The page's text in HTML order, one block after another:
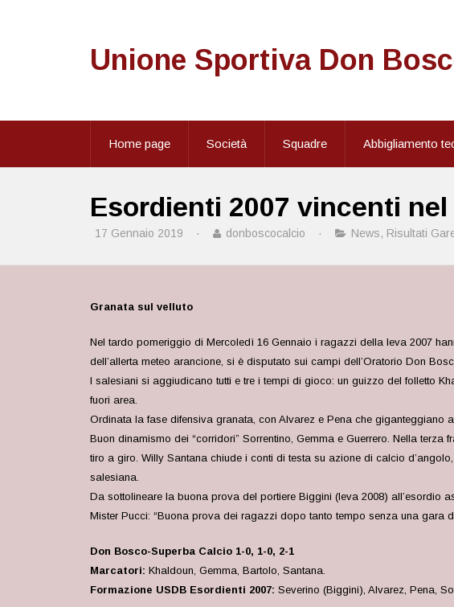
Unione Sportiva Don
Home page Società Squadre Abbigliamento
Esordienti 2007 vincenti
17 Gennaio 2019 · donboscocalcio · News, Risultati
Granata sul velluto
Nel tardo pomeriggio di Mercoledì 16 Gennaio i ragazzi della leva 2007
dell’allerta meteo arancione, si è disputato sui campi dell’Oratorio Don
I salesiani si aggiudicano tutti e tre i tempi di gioco: un guizzo del folletto
fuori area.
Ordinata la fase difensiva granata, con Alvarez e Pena che
Buon dinamismo dei “corridori” Sorrentino, Gemma e Guerrero. Nella
tiro a giro. Willy Santana chiude i conti di testa su azione di calcio
salesiana.
Da sottolineare la buona prova del portiere Biggini (leva 2008) all’esordio
Mister Pucci: “Buona prova dei ragazzi dopo tanto tempo senza una
Don Bosco-Superba Calcio 1-0, 1-0, 2-1
Marcatori: Khaldoun, Gemma, Bartolo, Santana.
Formazione USDB Esordienti 2007: Severino (Biggini), Alvarez, Pena,